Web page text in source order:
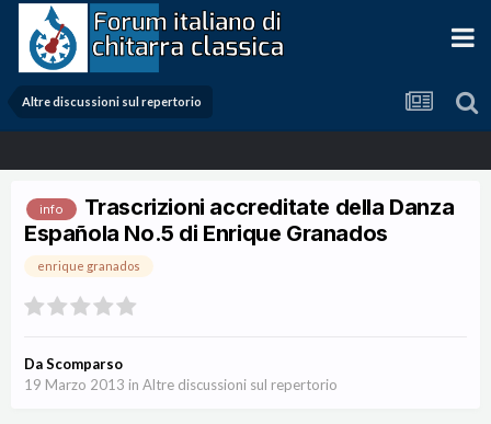
Altre discussioni sul repertorio
info
Trascrizioni accreditate della Danza
Española No.5 di Enrique Granados
enrique granados
DaScomparso
19 Marzo 2013 in Altre discussioni sul repertorio